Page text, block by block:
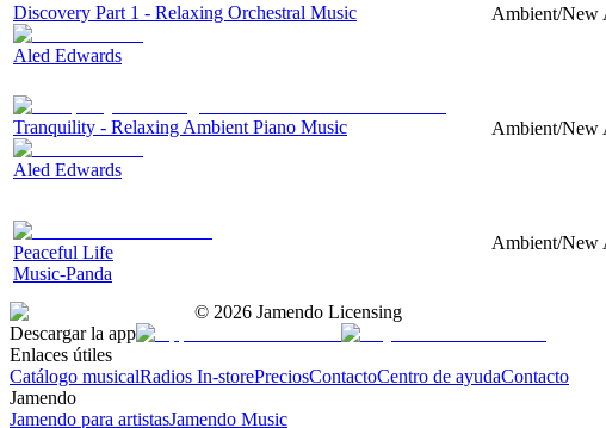
Discovery Part 1 - Relaxing Orchestral Music
Aled Edwards
Ambient/New
Tranquility - Relaxing Ambient Piano Music
Aled Edwards
Ambient/New
Peaceful Life
Music-Panda
Ambient/New
© 2026 Jamendo Licensing
Descargar la app
Enlaces útiles
Catálogo musicalRadios In-storePreciosContactoCentro de ayudaContacto
Jamendo
Jamendo para artistasJamendo Music